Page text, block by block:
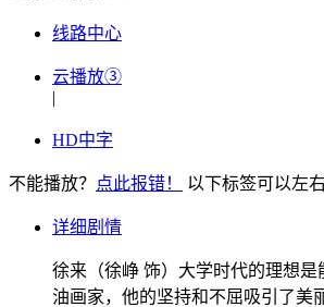
线路中心
云播放③
|
HD中字
不能播放？ 点此报错！ 以下标签可以左
详细剧情
徐来（徐峥 饰）大学时代的理想是
油画家，他的坚持和不屈吸引了美